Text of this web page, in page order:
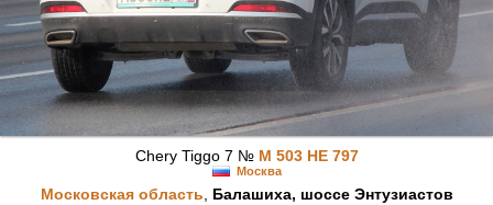
Chery Tiggo 7 № М 503 НЕ 797
Москва
Московская область
Балашиха, шоссе Энтузиастов